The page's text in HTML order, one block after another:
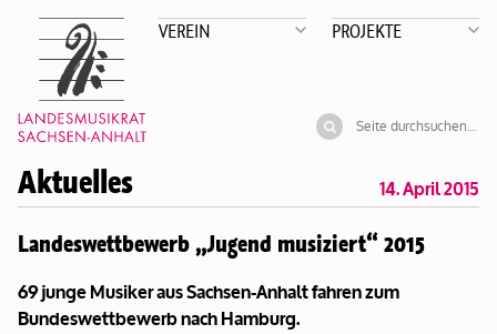
VEREIN PROJEKTE
Aktuelles 14. April 2015
Landeswettbewerb „Jugend musiziert“ 2015
69 junge Musiker aus Sachsen-Anhalt fahren zum
Bundeswettbewerb nach Hamburg.